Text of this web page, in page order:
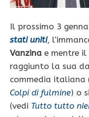
Il prossimo 3
stati uniti,
Vanzina e mentre il
raggiunto la sua
commedia italiana
Colpi di fulmine) o
(vedi Tutto tutto